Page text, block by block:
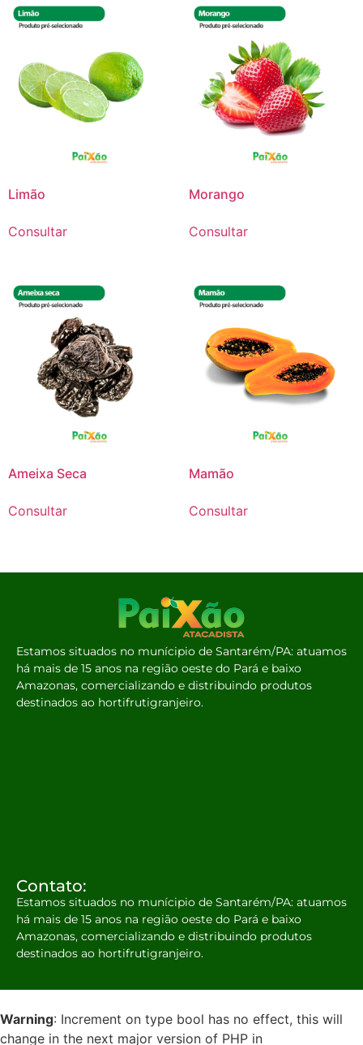
Limão
Consultar
Morango
Consultar
Ameixa Seca
Consultar
Mamão
Consultar
Estamos situados no munícipio de Santarém/PA: atuamos
há mais de 15 anos na região oeste do Pará e baixo
Amazonas, comercializando e distribuindo produtos
destinados ao hortifrutigranjeiro.
Contato:
Estamos situados no munícipio de Santarém/PA: atuamos
há mais de 15 anos na região oeste do Pará e baixo
Amazonas, comercializando e distribuindo produtos
destinados ao hortifrutigranjeiro.
Warning: Increment on type bool has no effect, this will
change in the next major version of PHP in